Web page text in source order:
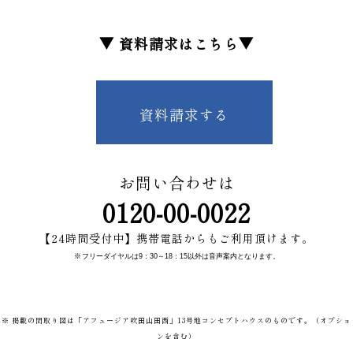
▼ 資料請求はこちら▼
資料請求する
お問い合わせは
0120-00-0022
【24時間受付中】携帯電話からもご利用頂けます。
※ フリーダイヤルは9：30～18：15以外は音声案内となります。
※ 掲載の間取り図は「アフュージア吹田山田西」13号地コンセプトハウスのものです。（オプショ
ンを含む）